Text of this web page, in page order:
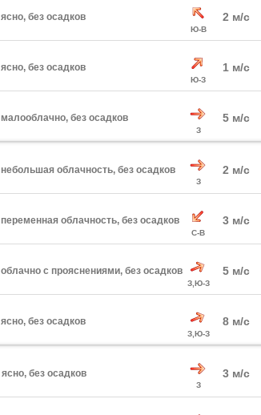
ясно, без осадков
Ю-В
2 м/с
ясно, без осадков
Ю-З
1 м/с
малооблачно, без осадков
З
5 м/с
небольшая облачность, без осадков
З
2 м/с
переменная облачность, без осадков
С-В
3 м/с
облачно с прояснениями, без осадков
З,Ю-З
5 м/с
ясно, без осадков
З,Ю-З
8 м/с
ясно, без осадков
З
3 м/с